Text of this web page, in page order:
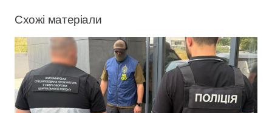
Схожі матеріали